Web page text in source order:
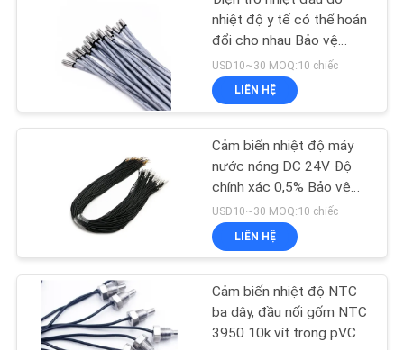
TRANG
nhiệt độ y tế có thể hoán
đổi cho nhau Bảo vệ
IP67
USD10~30 MOQ:10 chiếc
LIÊN HỆ
Cảm biến nhiệt độ máy
nước nóng DC 24V Độ
chính xác 0,5% Bảo vệ
IP67
USD10~30 MOQ:10 chiếc
LIÊN HỆ
Cảm biến nhiệt độ NTC
ba dây, đầu nối gốm NTC
3950 10k vít trong pVC